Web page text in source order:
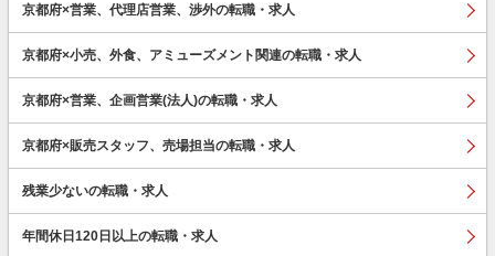
京都府×営業、代理店営業、渉外の転職・求人
京都府×小売、外食、アミューズメント関連の転職・求人
京都府×営業、企画営業(法人)の転職・求人
京都府×販売スタッフ、売場担当の転職・求人
残業少ないの転職・求人
年間休日120日以上の転職・求人